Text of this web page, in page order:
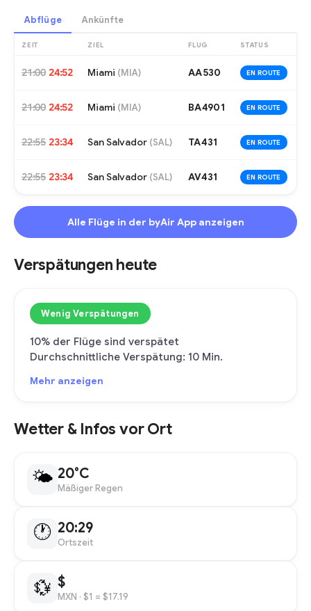
Abflüge Ankünfte
ZEIT ZIEL FLUG STATUS
21:00 24:52 Miami (MIA) AA530 EN ROUTE
21:00 24:52 Miami (MIA) BA4901 EN ROUTE
22:55 23:34 San Salvador (SAL) TA431 EN ROUTE
22:55 23:34 San Salvador (SAL) AV431 EN ROUTE
Alle Flüge in der byAir App anzeigen
Verspätungen heute
Wenig Verspätungen
10% der Flüge sind verspätet
Durchschnittliche Verspätung: 10 Min.
Mehr anzeigen
Wetter & Infos vor Ort
🌤 20°C
Mäßiger Regen
🕐 20:29
Ortszeit
💱 $
MXN · $1 = $17.19